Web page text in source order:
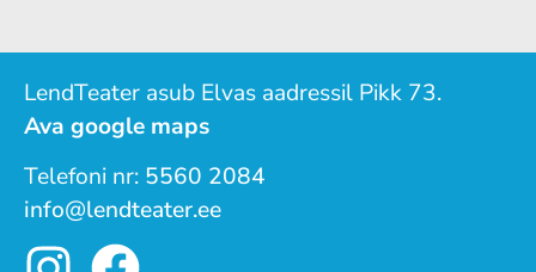
LendTeater asub Elvas aadressil Pikk 73.
Ava google maps
Telefoni nr: 5560 2084
info@lendteater.ee